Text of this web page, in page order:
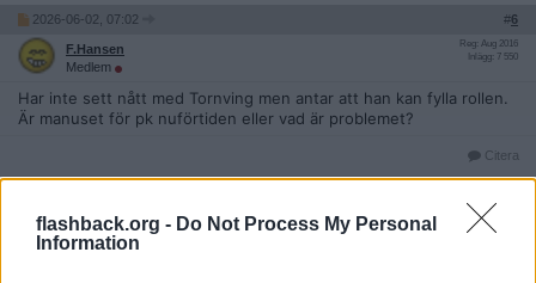
flashback.org - Do Not Process My Personal
Information
2026-06-02, 07:02 #6
F.Hansen
Medlem
Reg: Aug 2016
Inlägg: 7 550
Har inte sett nått med Tornving men antar att han kan fylla rollen.
Är manuset för pk nuförtiden eller vad är problemet?
Citera
Ganonito
Medlem
Reg: Jun 2007
Inlägg: 25 208